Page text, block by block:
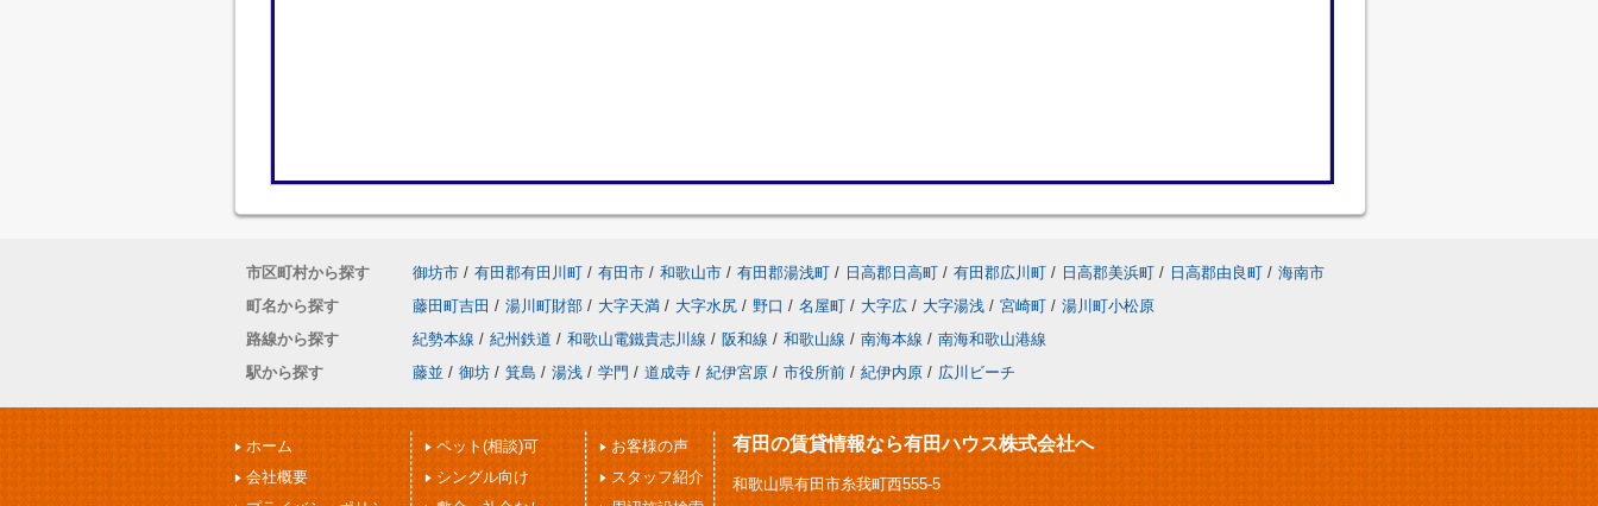
市区町村から探す 御坊市 / 有田郡有田川町 / 有田市 / 和歌山市 / 有田郡湯浅町 / 日高郡日高町 / 有田郡広川町 / 日高郡美浜町 / 日高郡由良町 / 海南市
町名から探す
藤田町吉田 / 湯川町財部 / 大字天満 / 大字水尻 / 野口 / 名屋町 / 大字広 / 大字湯浅 / 宮崎町 / 湯川町小松原
路線から探す
紀勢本線 / 紀州鉄道 / 和歌山電鐵貴志川線 / 阪和線 / 和歌山線 / 南海本線 / 南海和歌山港線
駅から探す
藤並 / 御坊 / 箕島 / 湯浅 / 学門 / 道成寺 / 紀伊宮原 / 市役所前 / 紀伊内原 / 広川ビーチ
ホーム
会社概要
ペット(相談)可
シングル向け
お客様の声
スタッフ紹介
有田の賃貸情報なら有田ハウス株式会社へ
和歌山県有田市糸我町西555-5